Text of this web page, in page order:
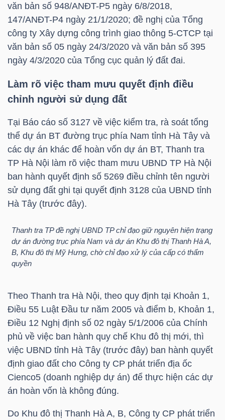
văn bản số 948/ANĐT-P5 ngày 6/8/2018,
147/ANĐT-P4 ngày 21/1/2020; đề nghị của Tổng
công ty Xây dựng công trình giao thông 5-CTCP tại
văn bản số 05 ngày 24/3/2020 và văn bản số 395
ngày 4/3/2020 của Tổng cục quản lý đất đai.
Làm rõ việc tham mưu quyết định điều
chỉnh người sử dụng đất
Tại Báo cáo số 3127 về việc kiểm tra, rà soát tổng
thể dự án BT đường trục phía Nam tỉnh Hà Tây và
các dự án khác để hoàn vốn dự án BT, Thanh tra
TP Hà Nội làm rõ việc tham mưu UBND TP Hà Nội
ban hành quyết định số 5269 điều chỉnh tên người
sử dụng đất ghi tại quyết định 3128 của UBND tỉnh
Hà Tây (trước đây).
Thanh tra TP đề nghị UBND TP chỉ đạo giữ nguyên hiện trạng
dự án đường trục phía Nam và dự án Khu đô thị Thanh Hà A,
B, Khu đô thị Mỹ Hưng, chờ chỉ đạo xử lý của cấp có thẩm
quyền
Theo Thanh tra Hà Nội, theo quy định tại Khoản 1,
Điều 55 Luật Đầu tư năm 2005 và điểm b, Khoản 1,
Điều 12 Nghị định số 02 ngày 5/1/2006 của Chính
phủ về việc ban hành quy chế Khu đô thị mới, thì
việc UBND tỉnh Hà Tây (trước đây) ban hành quyết
định giao đất cho Công ty CP phát triển địa ốc
Cienco5 (doanh nghiệp dự án) để thực hiện các dự
án hoàn vốn là không đúng.
Do Khu đô thị Thanh Hà A, B, Công ty CP phát triển
Ngành
(-)
VS-
SECTOR
NĂNG
LƯỢNG
NGUYÊN
LIỆU
CÔNG
NGHIỆP
TIÊU
DÙNG
KHÔNG
THIẾT